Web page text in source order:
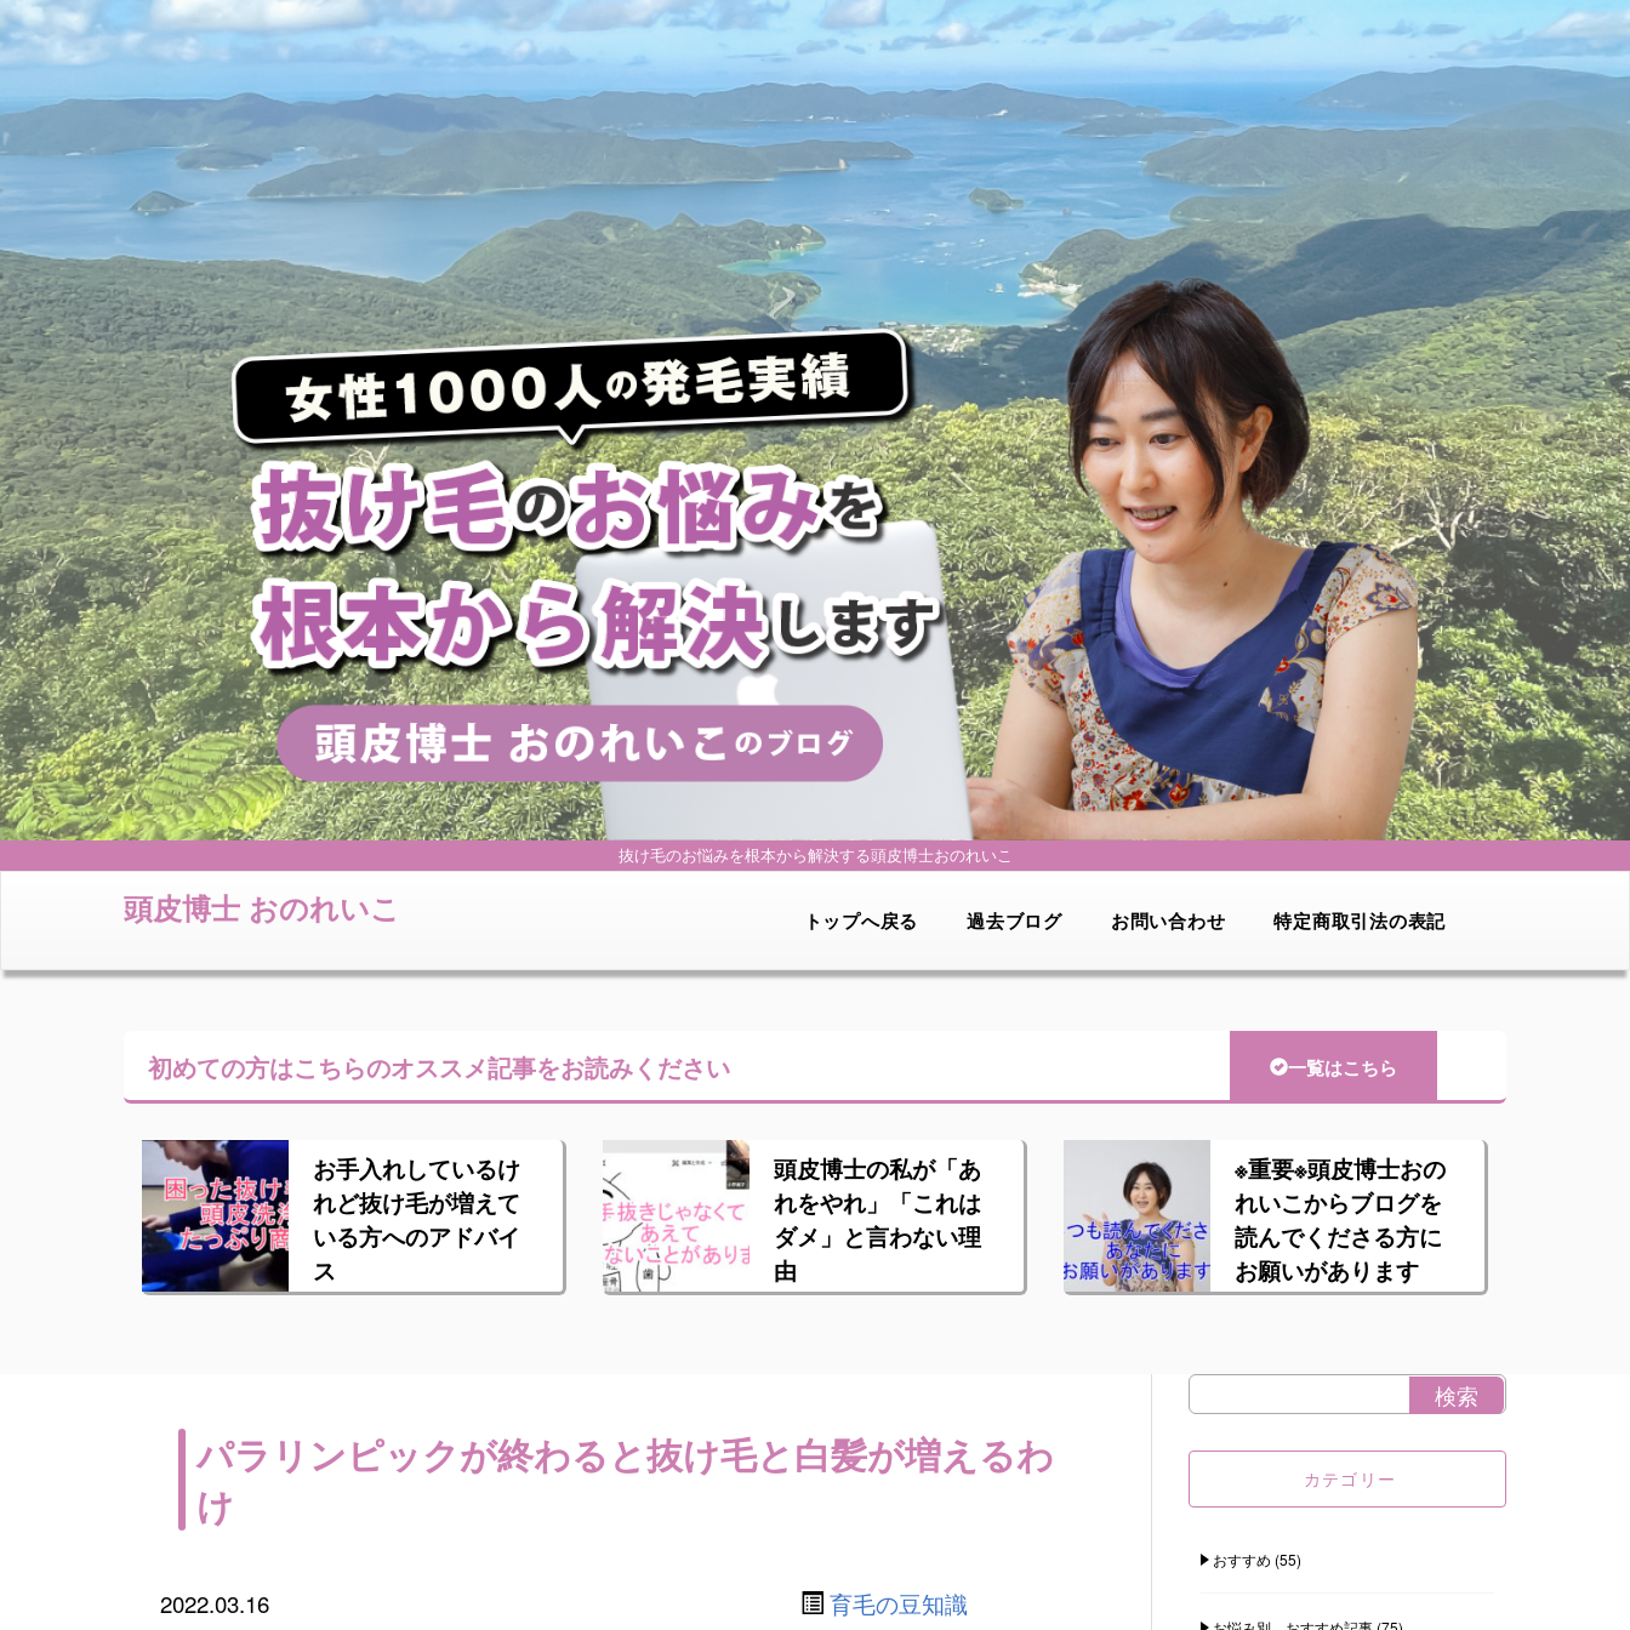
抜け毛のお悩みを根本から解決する頭皮博士おのれいこ
頭皮博士 おのれいこ トップへ戻る 過去ブログ お問い合わせ 特定商取引法の表記
初めての方はこちらのオススメ記事をお読みください 一覧はこちら
お手入れしているけ
れど抜け毛が増えて
いる方へのアドバイ
ス
頭皮博士の私が「あ
れをやれ」「これは
ダメ」と言わない理
由
※重要※頭皮博士おの
れいこからブログを
読んでくださる方に
お願いがあります
パラリンピックが終わると抜け毛と白髪が増えるわ
け
2022.03.16 育毛の豆知識
カテゴリー
おすすめ (55)